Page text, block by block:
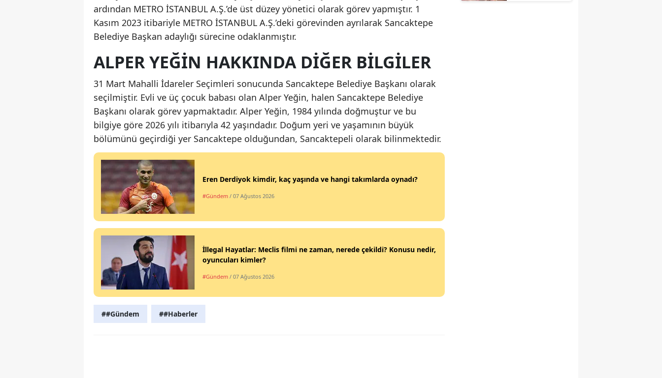
Mardin
Muğla
Niğde
Ordu
Rize
Sakarya
Samsun
Siirt
Tekirdağ
Tokat
Trabzon
ardından METRO İSTANBUL A.Ş.’de üst düzey yönetici olarak görev yapmıştır. 1
Kasım 2023 itibariyle METRO İSTANBUL A.Ş.’deki görevinden ayrılarak Sancaktepe
Belediye Başkan adaylığı sürecine odaklanmıştır.
ALPER YEĞIN HAKKINDA DIĞER BILGILER
31 Mart Mahalli İdareler Seçimleri sonucunda Sancaktepe Belediye Başkanı olarak
seçilmiştir. Evli ve üç çocuk babası olan Alper Yeğin, halen Sancaktepe Belediye
Başkanı olarak görev yapmaktadır. Alper Yeğin, 1984 yılında doğmuştur ve bu
bilgiye göre 2026 yılı itibarıyla 42 yaşındadır. Doğum yeri ve yaşamının büyük
bölümünü geçirdiği yer Sancaktepe olduğundan, Sancaktepeli olarak bilinmektedir.
Eren Derdiyok kimdir, kaç yaşında ve hangi takımlarda oynadı?
#Gündem / 07 Ağustos 2026
İllegal Hayatlar: Meclis filmi ne zaman, nerede çekildi? Konusu nedir,
oyuncuları kimler?
#Gündem / 07 Ağustos 2026
##Gündem ##Haberler